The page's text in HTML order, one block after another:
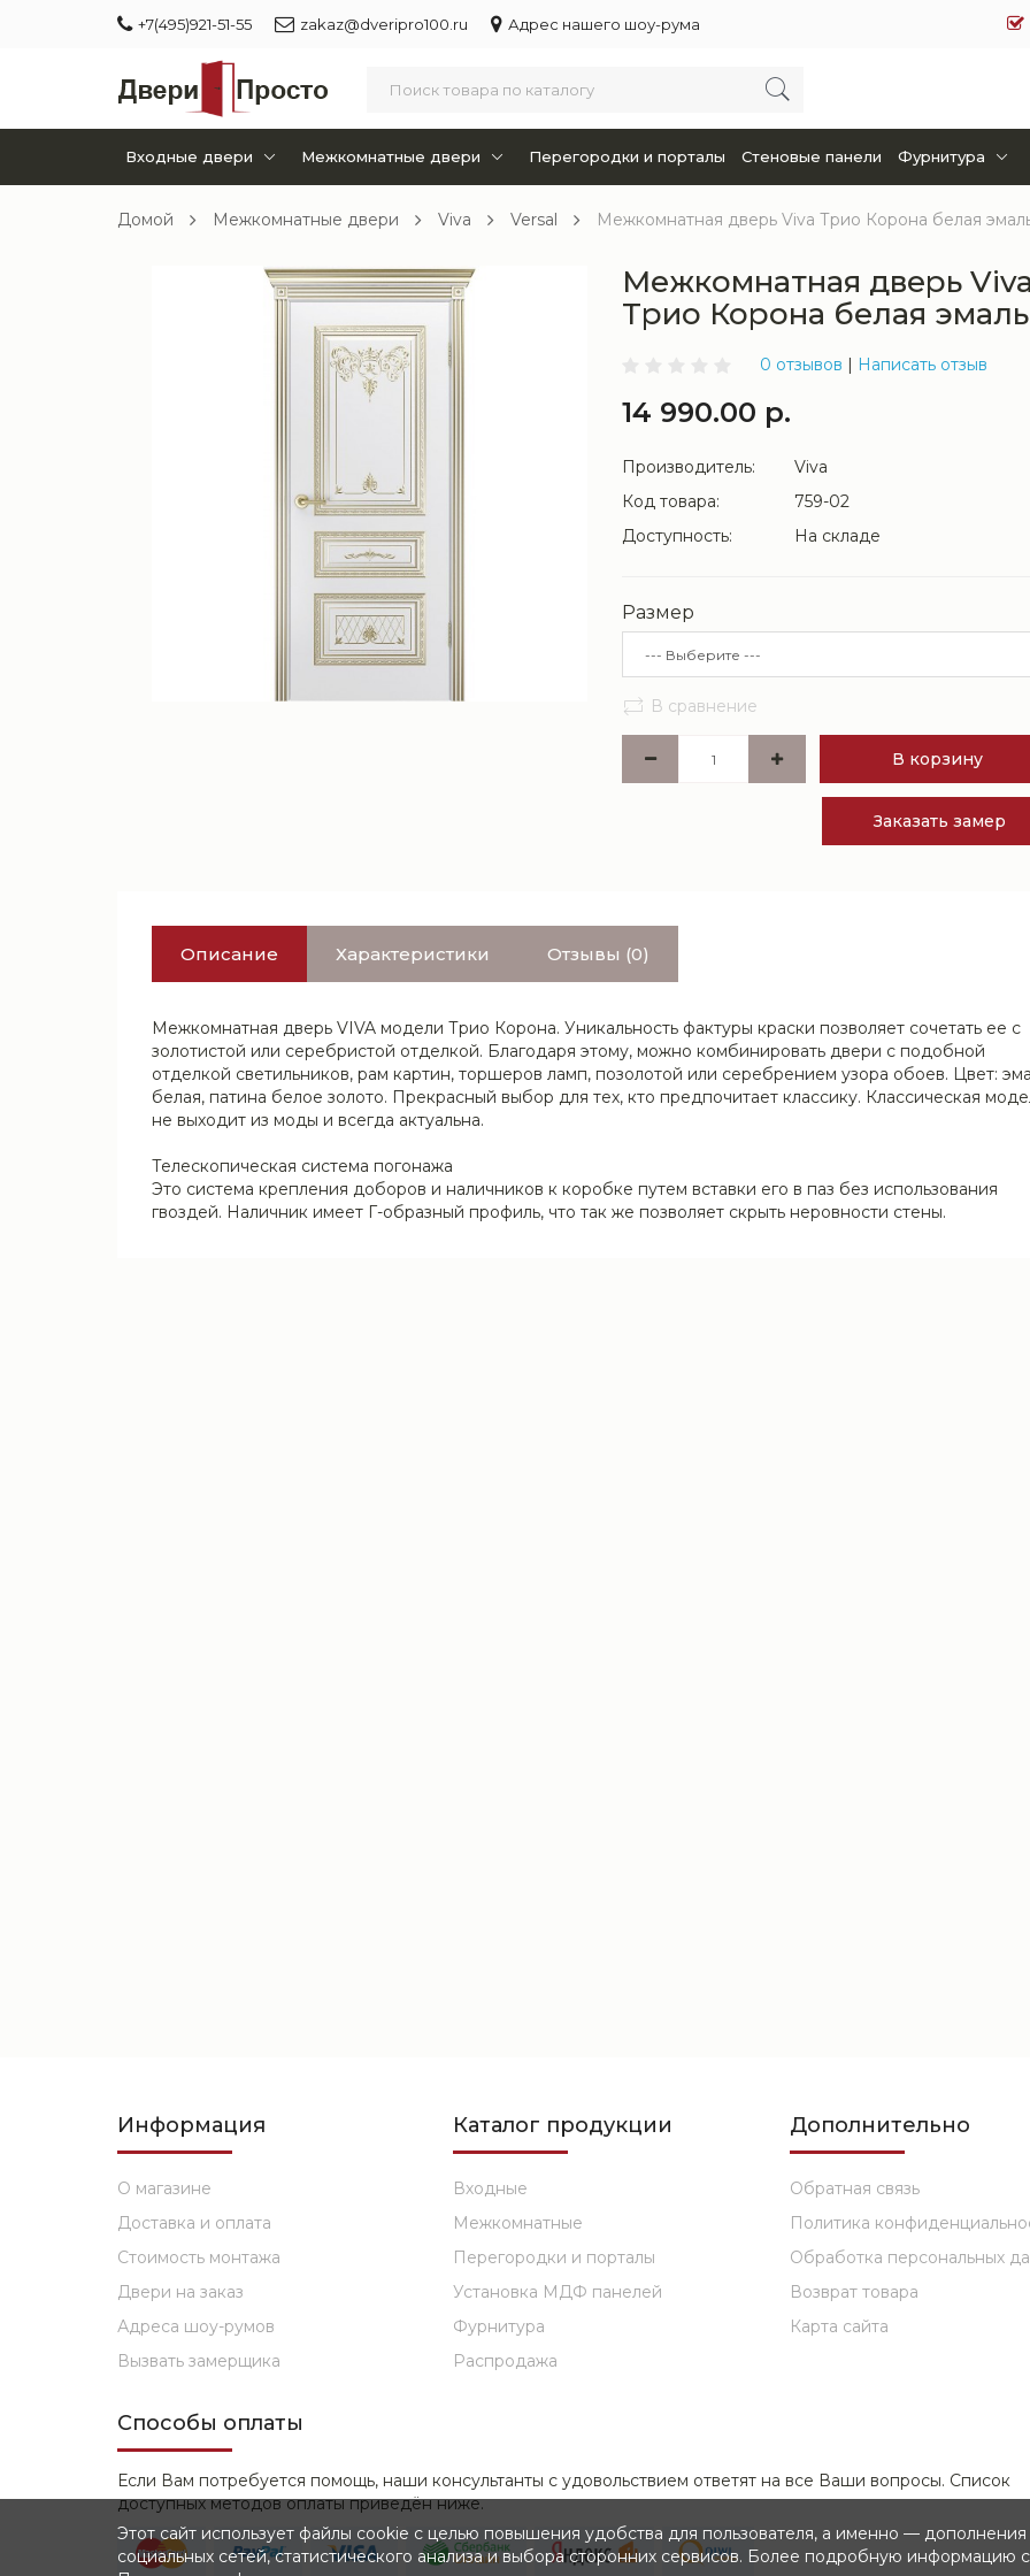
+7(495)921-51-55 zakaz@dveripro100.ru Адрес нашего шоу-рума
Входные двери Межкомнатные двери Перегородки и порталы Стеновые панели Фурнитура
Домой Межкомнатные двери Viva Versal Межкомнатная дверь Viva Трио Корона белая
Межкомнатная дверь Viva
Трио Корона белая эмаль
0 отзывов | Написать отзыв
14 990.00 р.
Производитель:
Viva
Код товара:
759-02
Доступность:
На складе
Размер
В сравнение
В корзину
Заказать замер
Описание Характеристики Отзывы (0)
Межкомнатная дверь VIVA модели Трио Корона. Уникальность фактуры краски позволяет сочетать ее с
золотистой или серебристой отделкой. Благодаря этому, можно комбинировать двери с подобной
отделкой светильников, рам картин, торшеров ламп, позолотой или серебрением узора обоев. Цвет:
белая, патина белое золото. Прекрасный выбор для тех, кто предпочитает классику. Классическая
не выходит из моды и всегда актуальна.
Телескопическая система погонажа
Это система крепления доборов и наличников к коробке путем вставки его в паз без использования
гвоздей. Наличник имеет Г-образный профиль, что так же позволяет скрыть неровности стены.
Информация
О магазине
Доставка и оплата
Стоимость монтажа
Двери на заказ
Адреса шоу-румов
Вызвать замерщика
Каталог продукции
Входные
Межкомнатные
Перегородки и порталы
Установка МДФ панелей
Фурнитура
Распродажа
Дополнительно
Обратная связь
Политика
Обработка персональных
Возврат товара
Карта сайта
Способы оплаты
Если Вам потребуется помощь, наши консультанты с удовольствием ответят на все Ваши вопросы. Список
доступных методов оплаты приведён ниже.
Этот сайт использует файлы cookie с целью повышения удобства для пользователя, а именно —
социальных сетей, статистического анализа и выбора сторонних сервисов. Более подробную информацию